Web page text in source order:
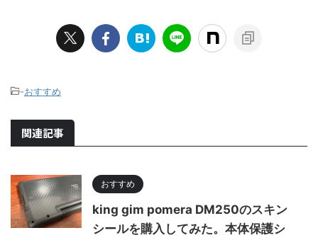
-おすすめ
関連記事
おすすめ
king gim pomera DM250のスキン
シールを購入してみた。本体保護シ